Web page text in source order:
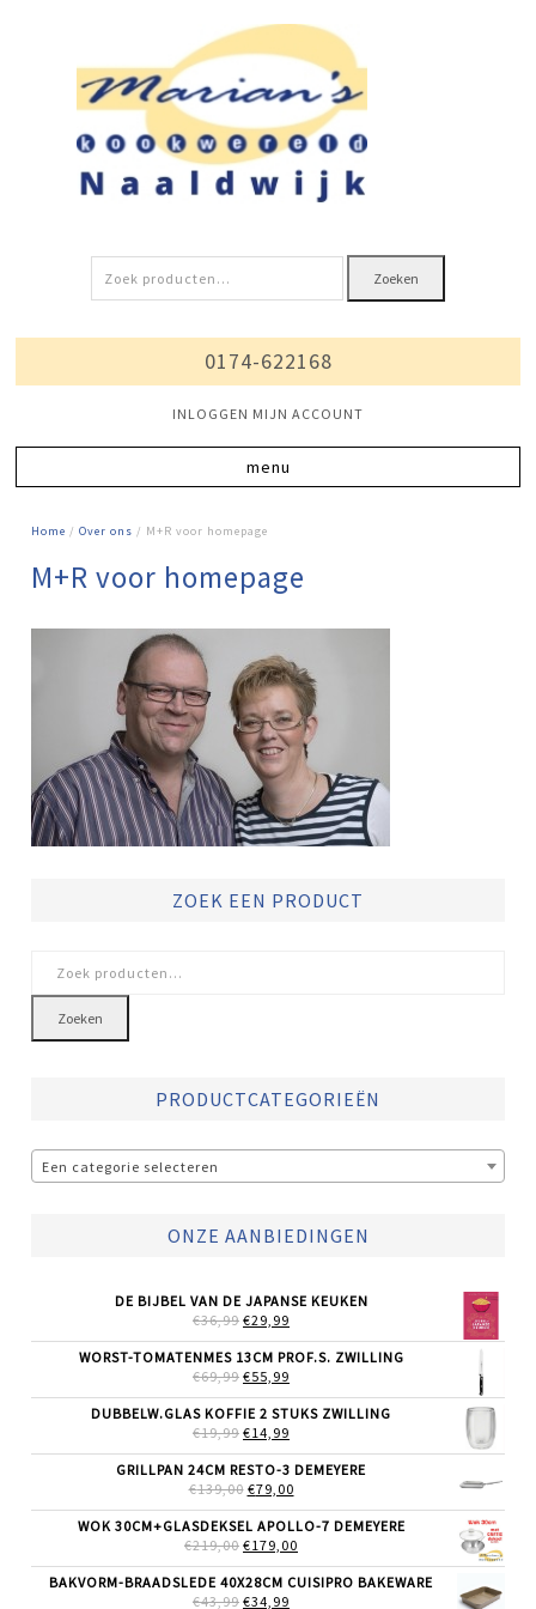
Zoeken
naar:
Zoeken
0174-622168
INLOGGEN MIJN ACCOUNT
Home /Over ons / M+R voor homepage
M+R voor homepage
ZOEK EEN PRODUCT
naar:
Zoeken
PRODUCTCATEGORIEËN
Een categorie selecteren
ONZE AANBIEDINGEN
DE BIJBEL VAN DE JAPANSE KEUKEN
€36,99 OORSPRONKELIJKE
WAS:
€36,99.
€29,99
IS:
WORST-TOMATENMES 13CM PROF.S. ZWILLING
€69,99 OORSPRONKELIJKE
WAS:
€69,99.
€55,99
IS:
DUBBELW.GLAS KOFFIE 2 STUKS ZWILLING
€19,99 OORSPRONKELIJKE
WAS:
€19,99.
€14,99
IS:
€14,99.
GRILLPAN 24CM RESTO-3 DEMEYERE
€139,00 OORSPRONKELIJKE
WAS:
€139,00.
€79,00HUIDIGE
IS:
€79,00.
WOK 30CM+GLASDEKSEL APOLLO-7 DEMEYERE
€219,00 OORSPRONKELIJKE
WAS:
€219,00.
€179,00
IS:
BAKVORM-BRAADSLEDE 40X28CM CUISIPRO BAKEWARE
€43,99 OORSPRONKELIJKE
€34,99